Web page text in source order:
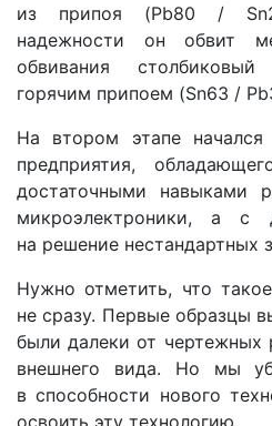
из припоя (Pb80 /
надежности он обвит
обвивания
горячим припоем (Sn63 /
На втором этапе начался
предприятия,
достаточными навыками
микроэлектроники, а с
на решение нестандартных
Нужно отметить, что
не сразу. Первые образцы
были далеки от чертежных
внешнего вида. Но мы
в способности нового
освоить эту технологию.